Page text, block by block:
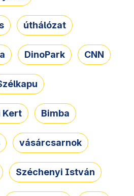
úthálózat
DinoPark CNN
Kert Bimba
vásárcsarnok
Széchenyi István